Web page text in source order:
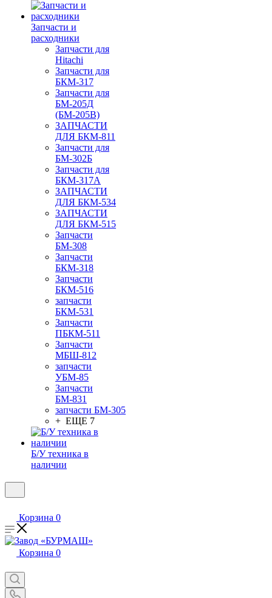
Запчасти и
расходники
Запчасти для
Hitachi
Запчасти для
БКМ-317
Запчасти для
БМ-205Д
(БМ-205В)
ЗАПЧАСТИ
ДЛЯ БКМ-811
Запчасти для
БМ-302Б
Запчасти для
БКМ-317А
ЗАПЧАСТИ
ДЛЯ БКМ-534
ЗАПЧАСТИ
ДЛЯ БКМ-515
Запчасти
БМ-308
Запчасти
БКМ-318
Запчасти
БКМ-516
запчасти
БКМ-531
Запчасти
ПБКМ-511
Запчасти
МБШ-812
запчасти
УБМ-85
Запчасти
БМ-831
запчасти БМ-305
+ ЕЩЕ 7
Б/У техника в
наличии
Корзина 0
Корзина 0